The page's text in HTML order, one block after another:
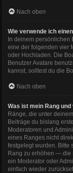
Nach oben
Wie verwende ich
In deinem persönlichen
eine der folgenden vier
oder Hochladen. Die
Benutzer Avatare
kannst, solltest du die
Nach oben
Was ist mein Rang
Ränge, die unter
Beiträge du bislang
Moderatoren und
eines Ranges nicht
festgelegt wurden. Bitte
Rang zu erhöhen — die
ein Moderator oder
einfach wieder